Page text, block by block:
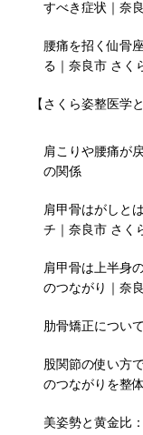
すべき症状｜奈
腰痛を招く仙骨
る｜奈良市 さく
【さくら姿整医学
肩こりや腰痛が
の関係
肩甲骨はがしと
チ｜奈良市 さく
肩甲骨は上半身
のつながり｜奈
肋骨矯正につい
股関節の使い方
のつながりを整
美姿勢と黄金比